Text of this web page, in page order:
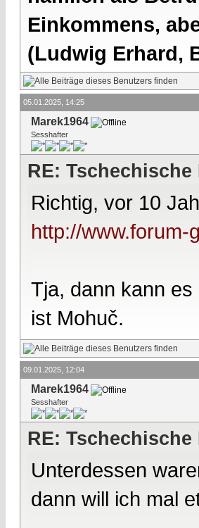
Einkommens,
(Ludwig Erhard,
05.01.2025, 14:25
Marek1964
Sesshafter
RE:
Richtig, vor 10
http://www.forum-
Tja, dann kann
ist Mohuč.
09.01.2025, 12:04
Marek1964
Sesshafter
RE:
Unterdessen
dann will ich mal